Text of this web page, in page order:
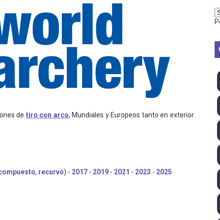
- Week 10
Green, Chad Gable y Baron Corbin en
2026 (Monteceneri, Suiza) - Charlie Aldridge y Sina
2026 (Varese, Italia) - Rumanía, Alemania y Gran
2026 (Tokio, Japón) - Estados Unidos invencibles, ya
Impact! con Jason Hotch como nuevo TNA
Kong) - La delegación italiana arrasa con 4 oros y 4
monarca Intercontinental, su primer título individual en
2026 - Las Utah Talons son bicampeonas de la
de tiro con arco, Mundiales y Europeos tanto en exterior
, recurvo) - 2017- 2019- 2021 - 2023 - 2025